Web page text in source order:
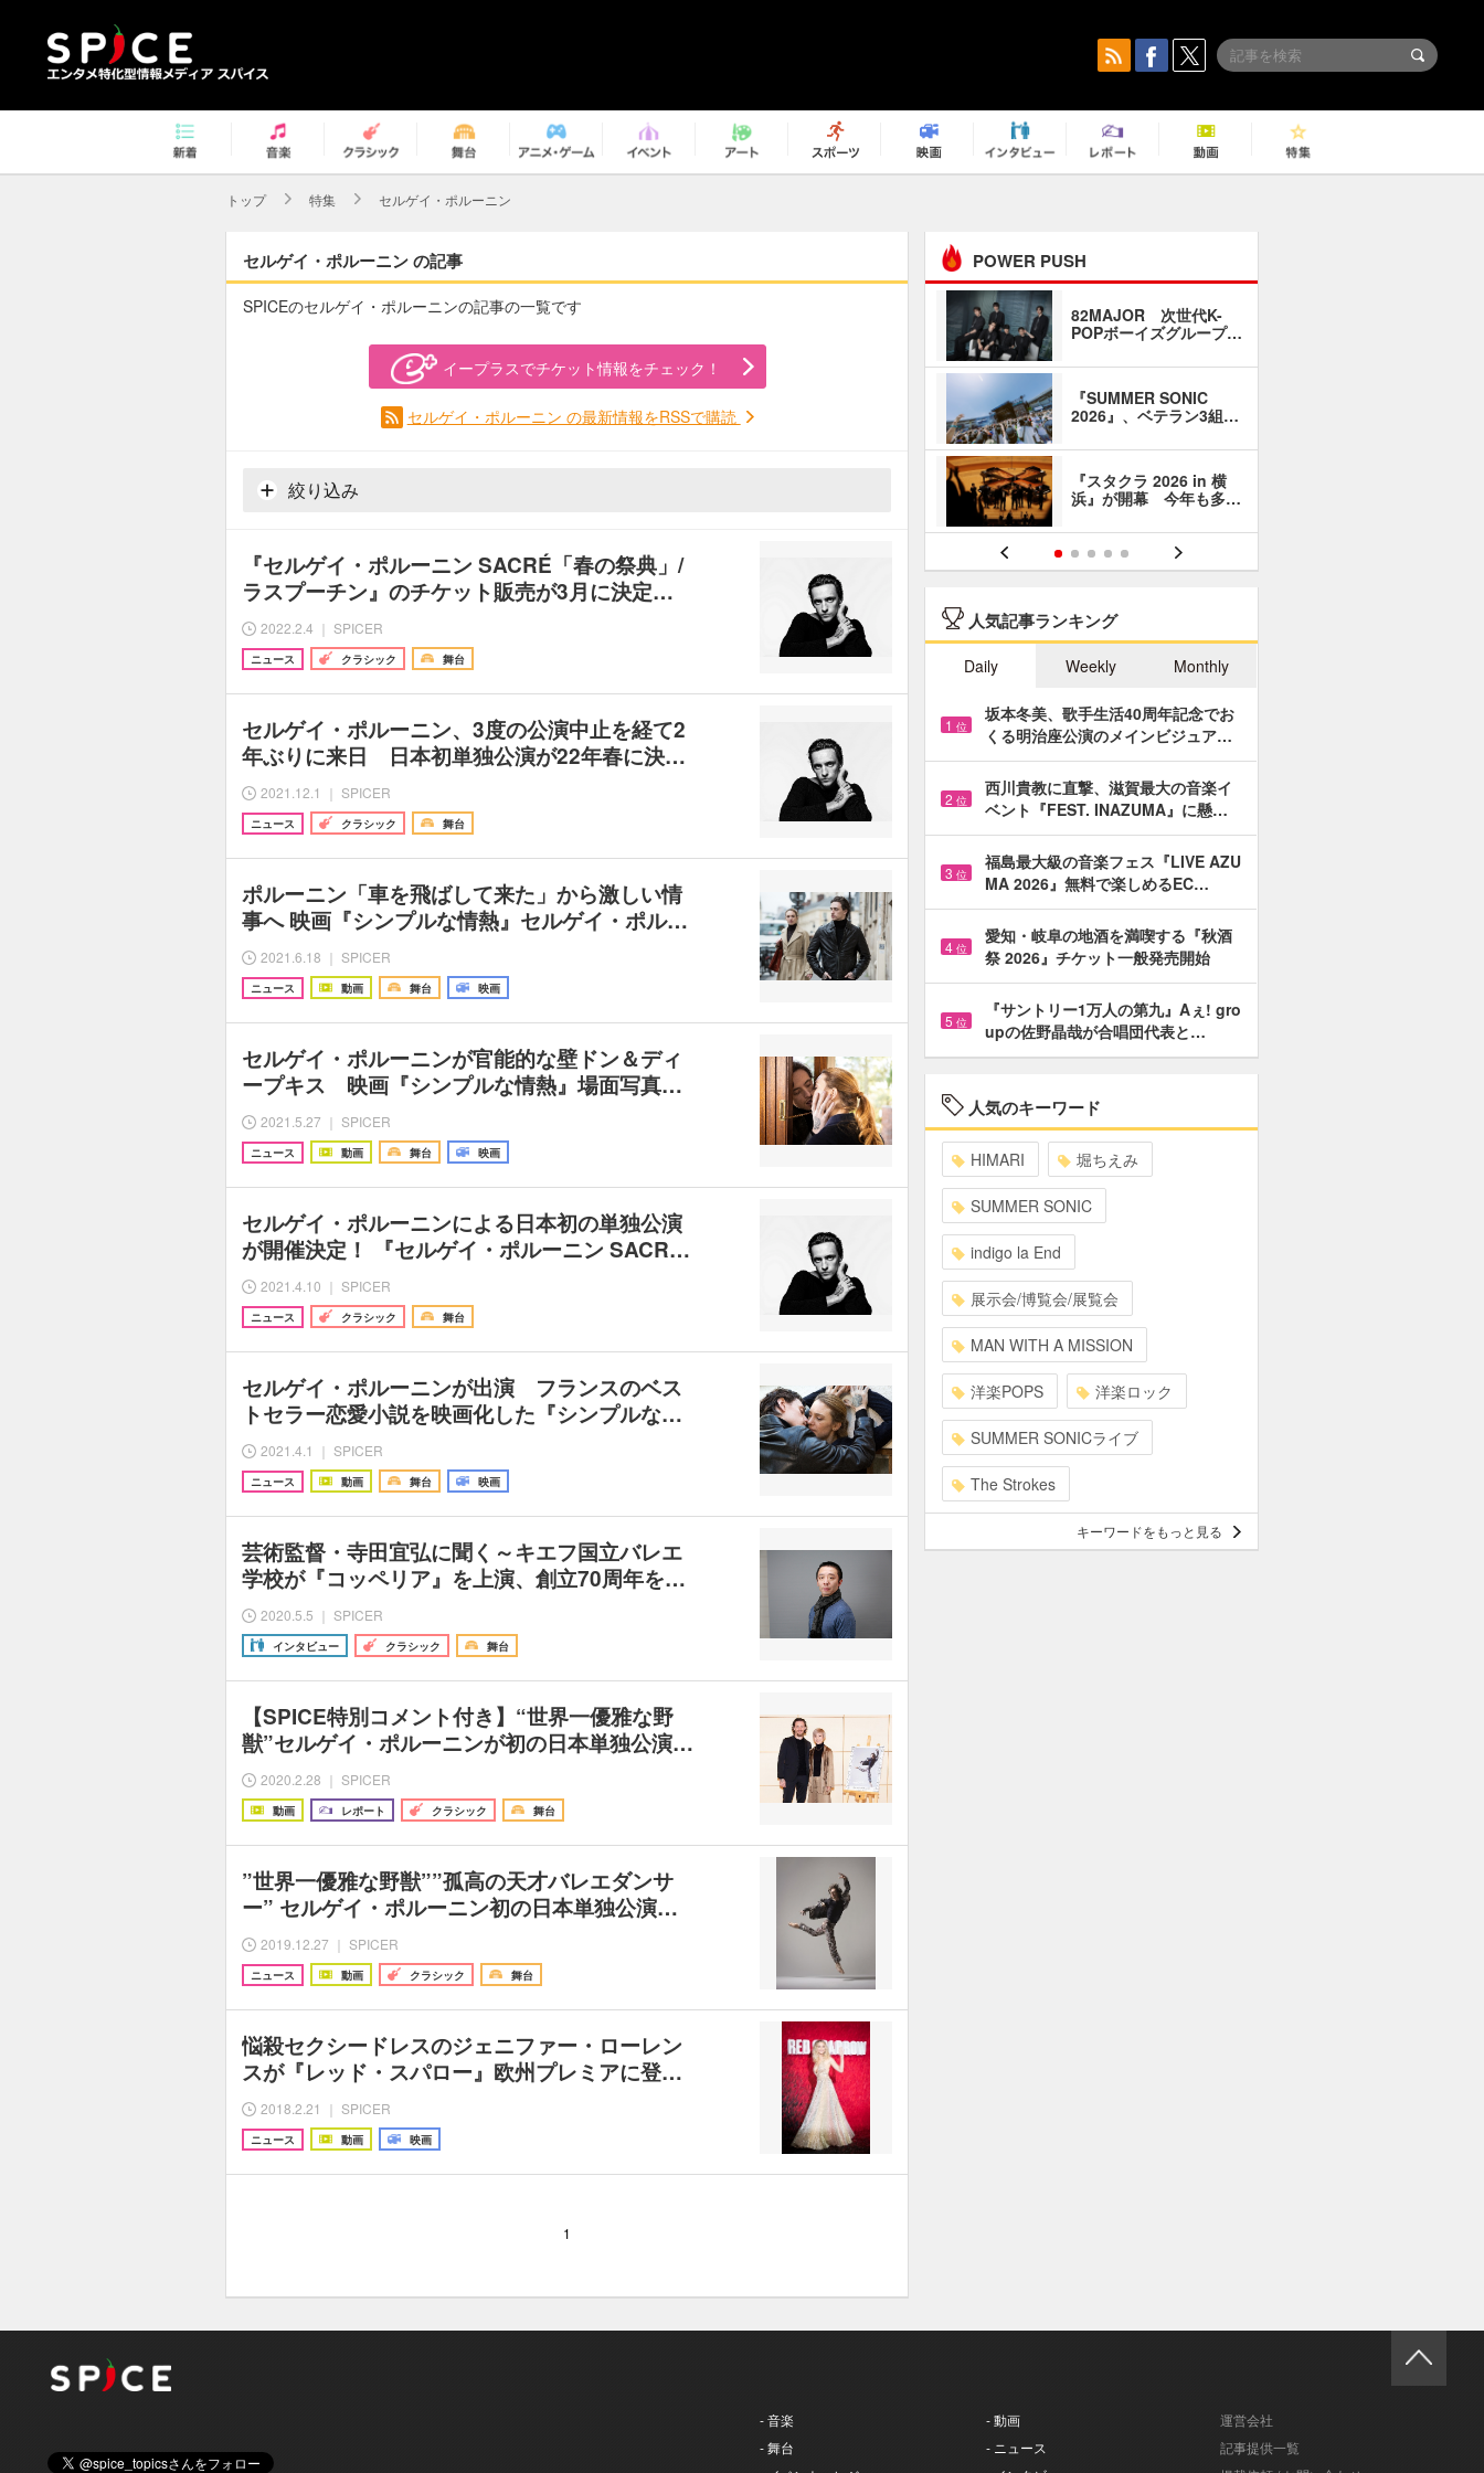
トップ 特集 セルゲイ・ポルーニン
セルゲイ・ポルーニン の記事
SPICEのセルゲイ・ポルーニンの記事の一覧です
イープラスでチケット情報をチェック！
セルゲイ・ポルーニン の最新情報をRSSで購読
絞り込み
『セルゲイ・ポルーニン SACRÉ「春の祭典」/
ラスプーチン』のチケット販売が3月に決定…
2022.2.4 ｜ SPICER
ニュース クラシック 舞台
セルゲイ・ポルーニン、3度の公演中止を経て2
年ぶりに来日 日本初単独公演が22年春に決…
2021.12.1 ｜ SPICER
ニュース クラシック 舞台
ポルーニン「車を飛ばして来た」から激しい情
事へ 映画『シンプルな情熱』セルゲイ・ポル…
2021.6.18 ｜ SPICER
ニュース 動画 舞台 映画
セルゲイ・ポルーニンが官能的な壁ドン＆ディ
ープキス 映画『シンプルな情熱』場面写真…
2021.5.27 ｜ SPICER
ニュース 動画 舞台 映画
セルゲイ・ポルーニンによる日本初の単独公演
が開催決定！ 『セルゲイ・ポルーニン SACR…
2021.4.10 ｜ SPICER
ニュース クラシック 舞台
セルゲイ・ポルーニンが出演 フランスのベス
トセラー恋愛小説を映画化した『シンプルな…
2021.4.1 ｜ SPICER
ニュース 動画 舞台 映画
芸術監督・寺田宜弘に聞く～キエフ国立バレエ
学校が『コッペリア』を上演、創立70周年を…
2020.5.5 ｜ SPICER
インタビュー クラシック 舞台
【SPICE特別コメント付き】“世界一優雅な野
獣”セルゲイ・ポルーニンが初の日本単独公演…
2020.2.28 ｜ SPICER
動画 レポート クラシック 舞台
”世界一優雅な野獣””孤高の天才バレエダンサ
ー” セルゲイ・ポルーニン初の日本単独公演…
2019.12.27 ｜ SPICER
ニュース 動画 クラシック 舞台
悩殺セクシードレスのジェニファー・ローレン
スが『レッド・スパロー』欧州プレミアに登…
2018.2.21 ｜ SPICER
ニュース 動画 映画
1
POWER PUSH
ｎｄ ｃｌｕｂ
82MAJOR 次世代K-
POPボーイズグループ…
『SUMMER SONIC
2026』、ベテラン3組…
『スタクラ 2026 in 横
浜』が開幕 今年も多…
人気記事ランキング
Daily Weekly Monthly
1 位
坂本冬美、歌手生活40周年記念でお
くる明治座公演のメインビジュア…
2 位
西川貴教に直撃、滋賀最大の音楽イ
ベント『FEST. INAZUMA』に懸…
3 位
福島最大級の音楽フェス『LIVE AZU
MA 2026』無料で楽しめるEC…
4 位
愛知・岐阜の地酒を満喫する『秋酒
祭 2026』チケット一般発売開始
5 位
『サントリー1万人の第九』Aぇ! gro
upの佐野晶哉が合唱団代表と…
人気のキーワード
HIMARI 堀ちえみ
SUMMER SONIC
indigo la End
展示会/博覧会/展覧会
MAN WITH A MISSION
洋楽POPS 洋楽ロック
SUMMER SONICライブ
The Strokes
キーワードをもっと見る
- 音楽
- 舞台
- 動画
- ニュース
運営会社
記事提供一覧